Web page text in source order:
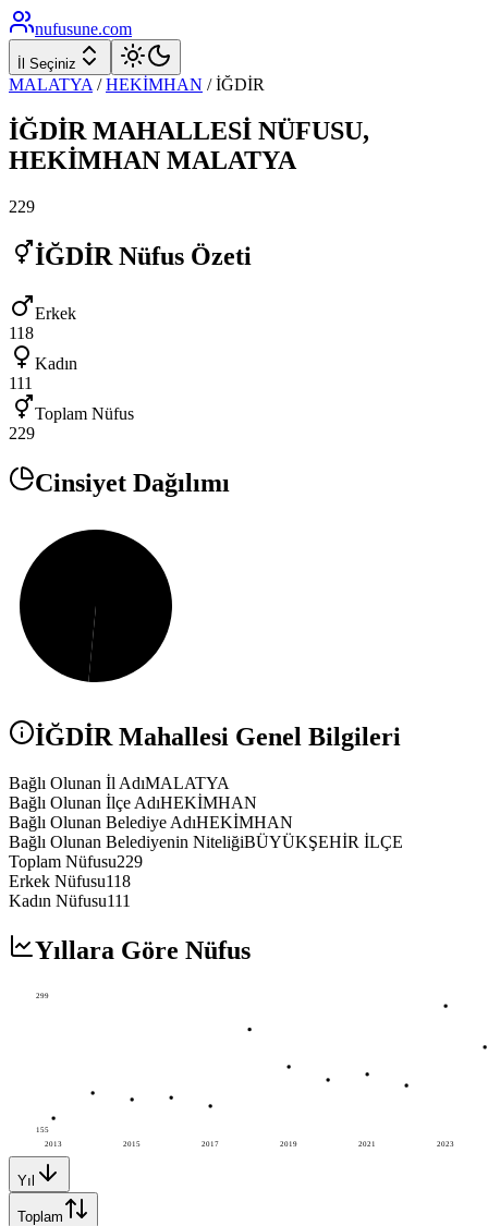
nufusune.com
İl Seçiniz
MALATYA / HEKİMHAN /İĞDİR
İĞDİR MAHALLESİ NÜFUSU,
HEKİMHAN MALATYA
229
İĞDİR Nüfus Özeti
Erkek
118
Kadın
111
Toplam Nüfus
229
Cinsiyet Dağılımı
İĞDİRMahallesi Genel Bilgileri
Bağlı Olunan İl AdıMALATYA
Bağlı Olunan İlçe AdıHEKİMHAN
Bağlı Olunan Belediye AdıHEKİMHAN
Bağlı Olunan Belediyenin NiteliğiBÜYÜKŞEHİR İLÇE
Toplam Nüfusu229
Erkek Nüfusu118
Kadın Nüfusu111
Yıllara Göre Nüfus
2013 2015 2017 2019 2021 2023
299
155
Yıl
Toplam